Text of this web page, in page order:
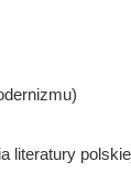
literatury